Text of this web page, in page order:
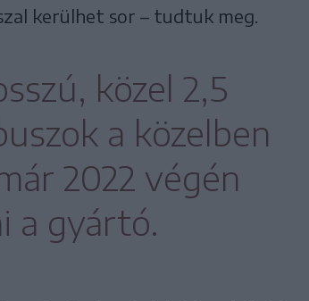
kerülhet sor – tudtuk meg.
közel 2,5
a közelben
2022 végén
a gyártó.